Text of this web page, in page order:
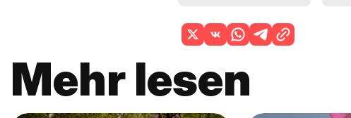
Mehr lesen